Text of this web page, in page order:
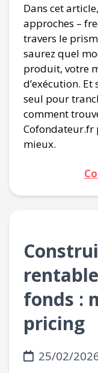
Dans cet
approches –
travers le
saurez quel
produit, votre
d’exécution.
seul pour
comment
Cofondateur.fr
mieux.
fonds :
pricing
25/02/